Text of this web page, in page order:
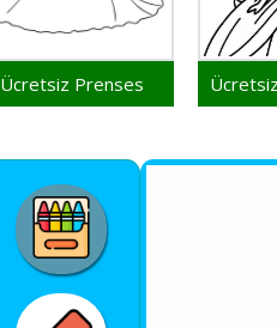
Ücretsiz Prenses